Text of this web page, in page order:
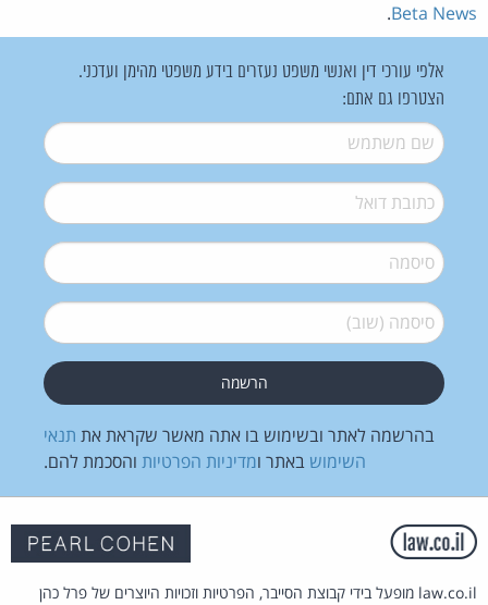
Beta News
.
אלפי עורכי דין ואנשי משפט נעזרים בידע משפטי מהימן ועדכני.
הצטרפו גם אתם:
שם משתמש*
דואל*
סיסמה*
סיסמה (שוב)*
בהרשמה לאתר ובשימוש בו אתה מאשר שקראת את תנאי
השימוש באתר ומדיניות הפרטיות והסכמת להם.
law.co.il מופעל בידי קבוצת הסייבר, הפרטיות וזכויות היוצרים של פרל כהן